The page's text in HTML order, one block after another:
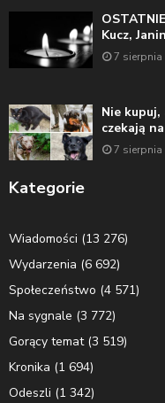
Kucz,
7 sierpnia
Nie
czekają
7 sierpnia
Kategorie
Wiadomości (13 276)
Wydarzenia (6 692)
Społeczeństwo (4 571)
Na sygnale (3 772)
Gorący temat(3 519)
Kronika (1 694)
Odeszli (1 342)